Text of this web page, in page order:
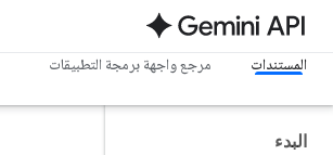
المستندات مرجع واجهة برمجة التطبيقات
البدء